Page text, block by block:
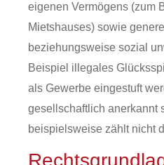
eigenen Vermögens (zum
Mietshauses) sowie
beziehungsweise sozial
Beispiel illegales
als Gewerbe eingestuft
gesellschaftlich anerkannt
beispielsweise zählt nicht